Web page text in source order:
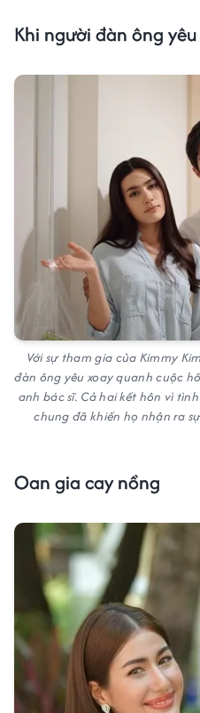
Khi người đàn ông yêu
Với sự tham gia của Kimmy
đàn ông yêu xoay quanh cuộc
anh bác sĩ. Cả hai kết hôn vì
chung đã khiến họ nhận ra
Oan gia cay nồng